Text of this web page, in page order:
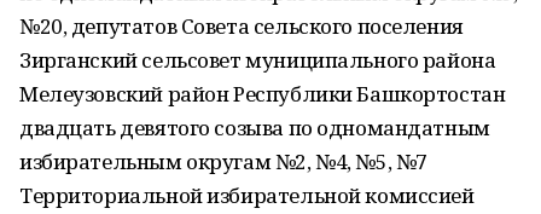
№20, депутатов Совета сельского поселения
Зирганский сельсовет муниципального района
Мелеузовский район Республики Башкортостан
двадцать девятого созыва по одномандатным
избирательным округам №2, №4, №5, №7
Территориальной избирательной комиссией